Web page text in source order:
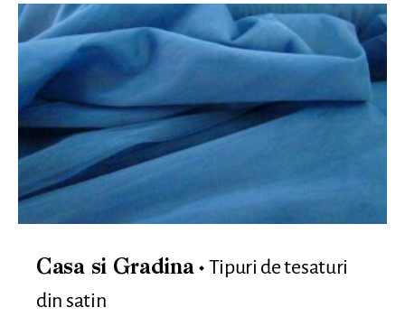
Casa si Gradina
Tipuri de tesaturi
din satin